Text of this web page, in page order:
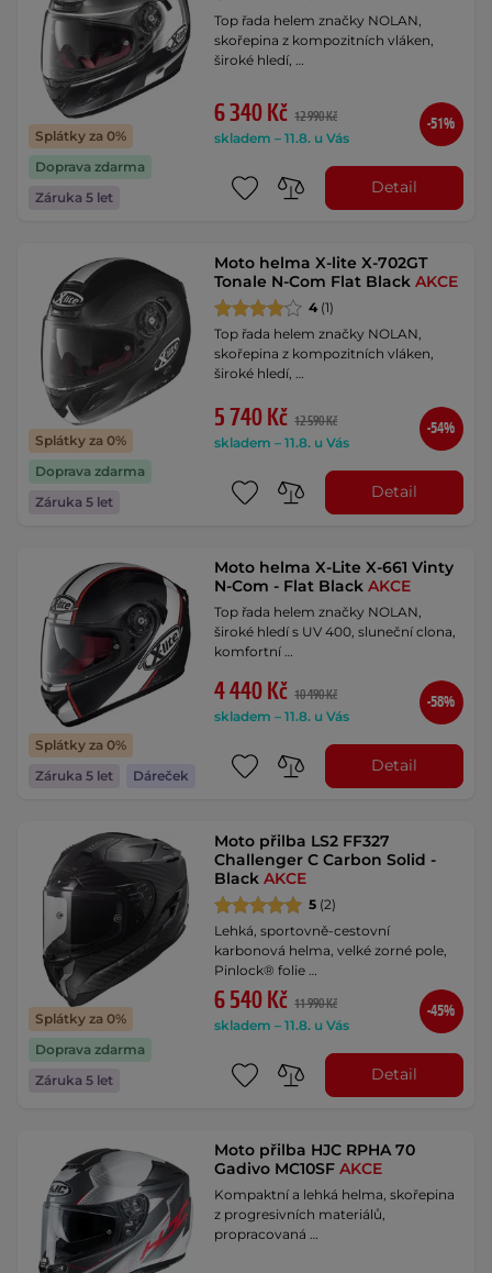
Splátky za 0%
Doprava zdarma
Záruka 5 let
Top řada helem značky NOLAN,
skořepina z kompozitních vláken,
široké hledí, …
6 340 Kč 12 990 Kč
skladem – 11.8. u Vás
-51%
Detail
Splátky za 0%
Doprava zdarma
Záruka 5 let
Moto helma X-lite X-702GT
Tonale N-Com Flat BlackAKCE
4 (1)
Top řada helem značky NOLAN,
skořepina z kompozitních vláken,
široké hledí, …
5 740 Kč 12 590 Kč
skladem – 11.8. u Vás
-54%
Detail
Splátky za 0%
Záruka 5 let
Dáreček
Moto helma X-Lite X-661 Vinty
N-Com - Flat BlackAKCE
Top řada helem značky NOLAN,
široké hledí s UV 400, sluneční clona,
komfortní …
4 440 Kč 10 490 Kč
skladem – 11.8. u Vás
-58%
Detail
Splátky za 0%
Doprava zdarma
Záruka 5 let
Moto přilba LS2 FF327
Challenger C Carbon Solid -
BlackAKCE
5 (2)
Lehká, sportovně-cestovní
karbonová helma, velké zorné pole,
Pinlock® folie …
6 540 Kč 11 990 Kč
skladem – 11.8. u Vás
-45%
Detail
Moto přilba HJC RPHA 70
Gadivo MC10SFAKCE
Kompaktní a lehká helma, skořepina
z progresivních materiálů,
propracovaná …